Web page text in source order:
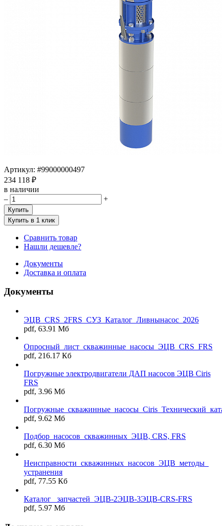
Артикул: #99000000497
234 118 ₽
в наличии
–
+
Купить
Купить в 1 клик
Сравнить товар
Нашли дешевле?
Документы
Доставка и оплата
Документы
ЭЦВ_CRS_2FRS_СУЗ_Каталог_Ливнынасос_2026
pdf, 63.91 Мб
Опросный_лист_скважинные_насосы_ЭЦВ_CRS_FRS
pdf, 216.17 Кб
Погружные электродвигатели ДАП насосов ЭЦВ Ciris
FRS
pdf, 3.96 Мб
pdf, 9.62 Мб
Подбор_насосов_скважинных_ЭЦВ, CRS, FRS
pdf, 6.30 Мб
Неисправности_скважинных_насосов_ЭЦВ_методы_
устранения
pdf, 77.55 Кб
Каталог _запчастей_ЭЦВ-2ЭЦВ-3ЭЦВ-CRS-FRS
pdf, 5.97 Мб